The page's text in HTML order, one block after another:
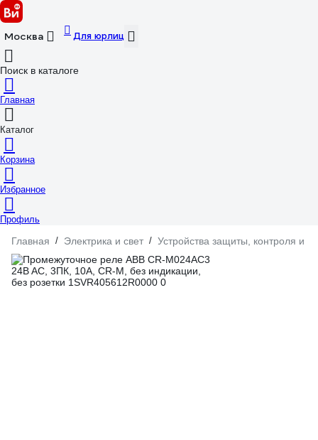
Москва Для юрлиц
Поиск в каталоге
Главная
Каталог
Корзина
Избранное
Профиль
Главная / Электрика и свет / Устройства защиты, контроля и